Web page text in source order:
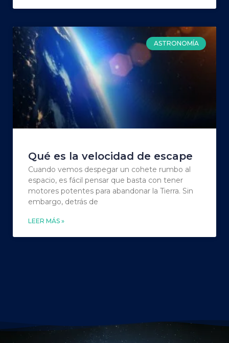
ASTRONOMÍA
Qué es la velocidad de escape
Cuando vemos despegar un cohete rumbo al
espacio, es fácil pensar que basta con tener
motores potentes para abandonar la Tierra. Sin
embargo, detrás de
LEER MÁS »